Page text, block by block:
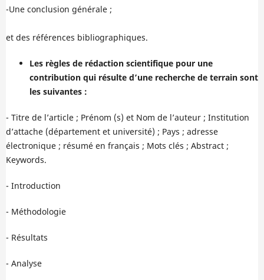
-Une conclusion générale ;
et des références bibliographiques.
Les règles de rédaction scientifique pour une
contribution qui résulte d’une recherche de terrain sont
les suivantes :
- Titre de l’article ; Prénom (s) et Nom de l’auteur ; Institution
d’attache (département et université) ; Pays ; adresse
électronique ; résumé en français ; Mots clés ; Abstract ;
Keywords.
- Introduction
- Méthodologie
- Résultats
- Analyse